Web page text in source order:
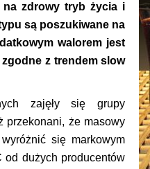
na zdrowy tryb życia i
są poszukiwane na
walorem jest
zgodne z trendemslow
zajęły się grupy
przekonani, że masowy
się markowym
od dużych producentów